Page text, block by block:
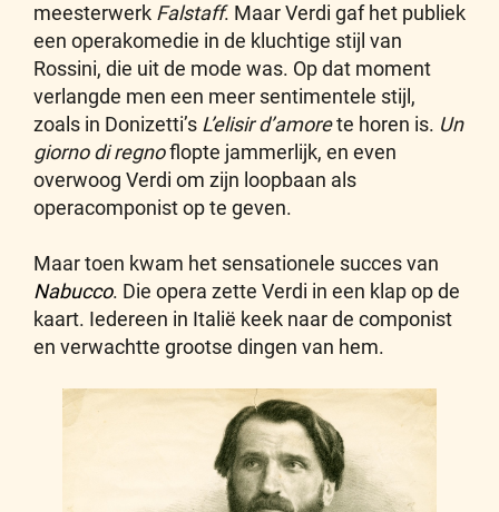
meesterwerk Falstaff. Maar Verdi gaf het publiek
een operakomedie in de kluchtige stijl van
Rossini, die uit de mode was. Op dat moment
verlangde men een meer sentimentele stijl,
zoals in Donizetti’s L’elisir d’amorete horen is. Un
giorno di regnoflopte jammerlijk, en even
overwoog Verdi om zijn loopbaan als
operacomponist op te geven.
Maar toen kwam het sensationele succes van
Nabucco. Die opera zette Verdi in een klap op de
kaart. Iedereen in Italië keek naar de componist
en verwachtte grootse dingen van hem.